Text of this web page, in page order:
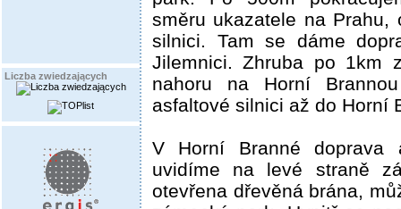
Liczba zwiedzających
směru ukazatele na Prahu,
silnici. Tam se dáme
Jilemnici. Zhruba po 1km
nahoru na Horní
asfaltové silnici až do Horní
V Horní Branné
uvidíme na levé straně
otevřena dřevěná brána,